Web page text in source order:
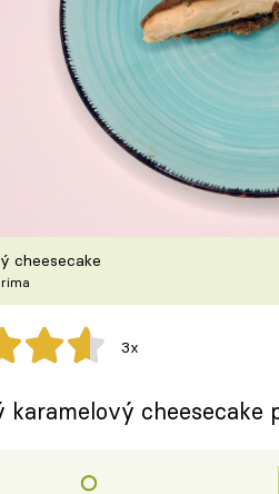
cheesecake
3x
karamelový cheesecake